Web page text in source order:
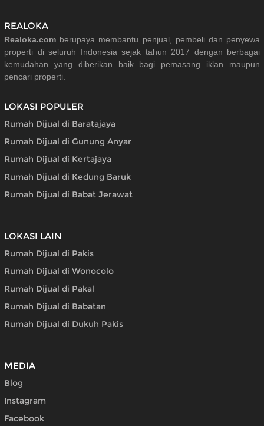
REALOKA
Realoka.com berupaya membantu penjual, pembeli dan penyewa
properti di seluruh Indonesia sejak tahun 2017 dengan berbagai
kemudahan yang diberikan baik bagi pemasang iklan maupun
pencari properti.
LOKASI POPULER
Rumah Dijual di Baratajaya
Rumah Dijual di Gunung Anyar
Rumah Dijual di Kertajaya
Rumah Dijual di Kedung Baruk
Rumah Dijual di Babat Jerawat
LOKASI LAIN
Rumah Dijual di Pakis
Rumah Dijual di Wonocolo
Rumah Dijual di Pakal
Rumah Dijual di Babatan
Rumah Dijual di Dukuh Pakis
MEDIA
Blog
Instagram
Facebook